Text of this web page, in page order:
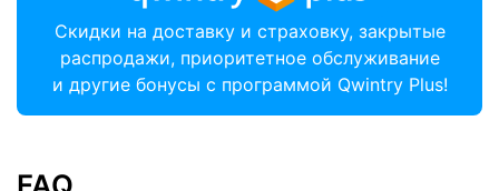
Скидки на доставку и страховку, закрытые
распродажи, приоритетное обслуживание
и другие бонусы с программой Qwintry Plus!